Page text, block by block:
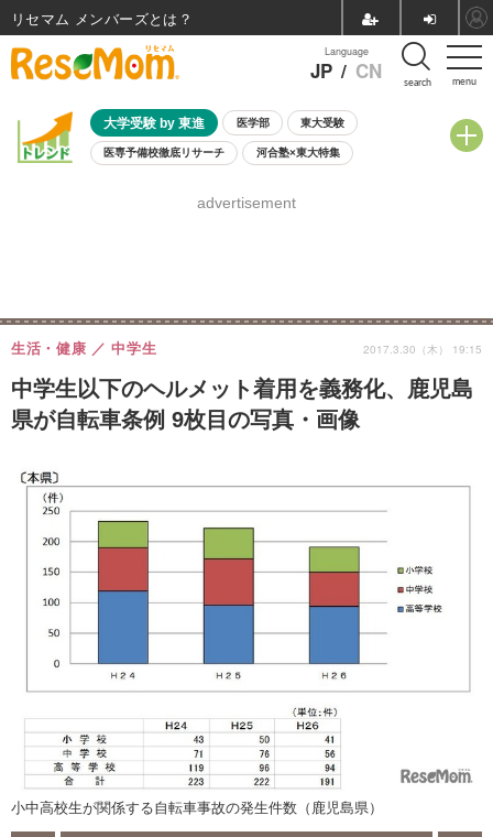
menu
Language
JP / CN search
大学受験 by 東進 医学部 東大受験
医専予備校徹底リサーチ 河合塾×東大特集
8月開催学校説明会・相談会
advertisement
中学生以下のヘルメット着用を義務化、鹿児島
県が自転車条例 9枚目の写真・画像
生活・健康 中学生 2017.3.30（木） 19:15
小中高校生が関係する自転車事故の発生件数（鹿児島県）
リセマム メンバーズ